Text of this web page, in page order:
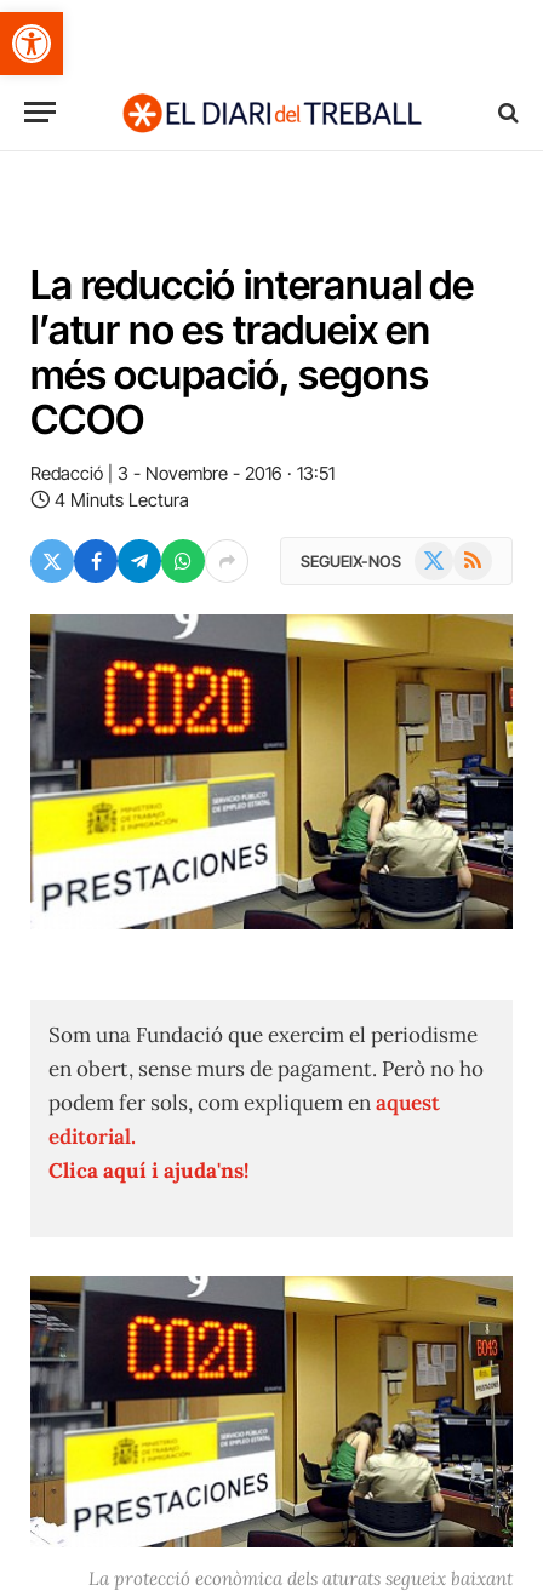
Obre la barra d'eines
La reducció interanual de
l’atur no es tradueix en
més ocupació, segons
CCOO
Redacció
3 - Novembre - 2016 · 13:51
4 Minuts Lectura
SEGUEIX-NOS RSS
Som una Fundació que exercim el periodisme
en obert, sense murs de pagament. Però no ho
podem fer sols, com expliquem enaquest
editorial.
Clica aquí i ajuda'ns!
La protecció econòmica dels aturats segueix baixant